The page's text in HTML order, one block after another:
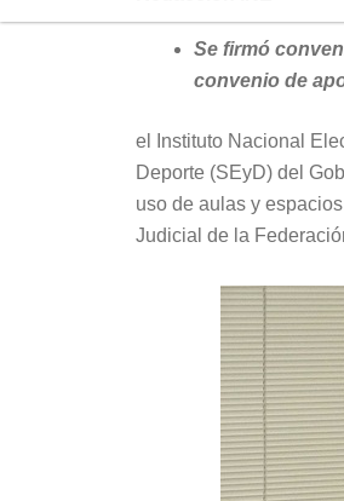
Se firmó
convenio de
el Instituto Nacional
Deporte (SEyD) del
uso de aulas y
Judicial de la